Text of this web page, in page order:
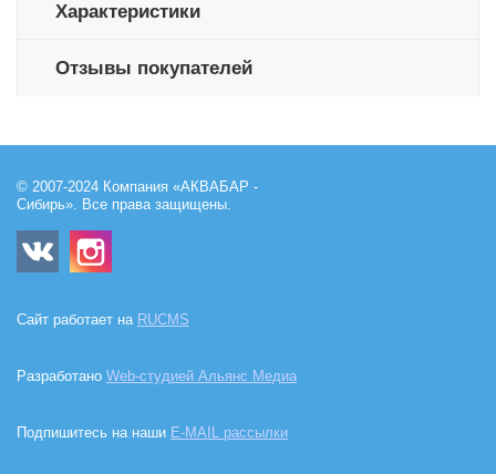
Характеристики
Отзывы покупателей
© 2007-2024 Компания «АКВАБАР -
Сибирь». Все права защищены.
Сайт работает на RUCMS
Разработано Web-студией Альянс Медиа
Подпишитесь на наши E-MAIL рассылки